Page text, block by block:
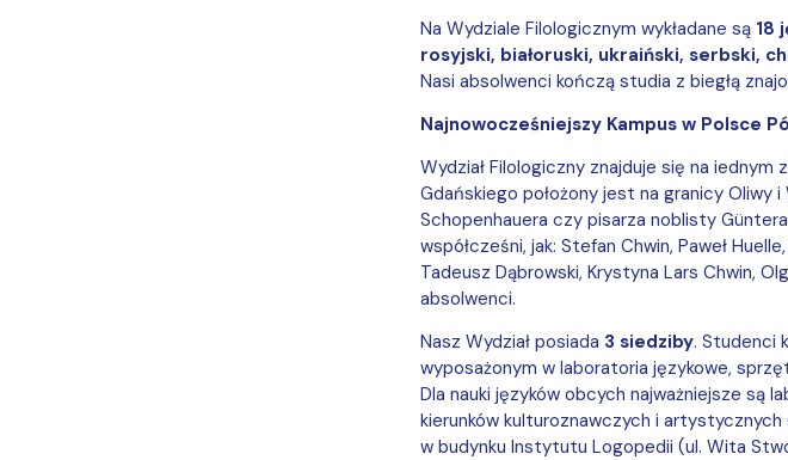
Na Wydziale Filologicznym wykładane są 18
rosyjski, białoruski, ukraiński, serbski,
Nasi absolwenci kończą studia z biegłą
Najnowocześniejszy Kampus w Polsce
Wydział Filologiczny znajduje się na
Gdańskiego położony jest na granicy Oliwy
Schopenhauera czy pisarza noblisty
współcześni, jak: Stefan Chwin, Paweł
Tadeusz Dąbrowski, Krystyna Lars Chwin,
absolwenci.
Nasz Wydział posiada 3 siedziby. Studenci
wyposażonym w laboratoria językowe,
Dla nauki języków obcych najważniejsze są
kierunków kulturoznawczych i
w budynku Instytutu Logopedii (ul. Wita